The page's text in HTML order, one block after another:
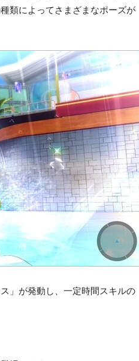
類によってさまざまなポーズが
」が発動し、一定時間スキルの